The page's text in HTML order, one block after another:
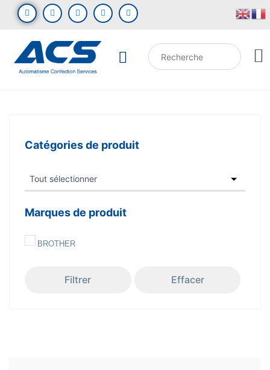
Catégories de produit
Marques de produit
BROTHER
Filtrer Effacer